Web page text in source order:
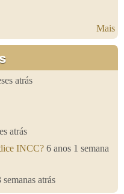
Mais
atrás
atrás
INCC? 6 anos 1 semana
semanas atrás